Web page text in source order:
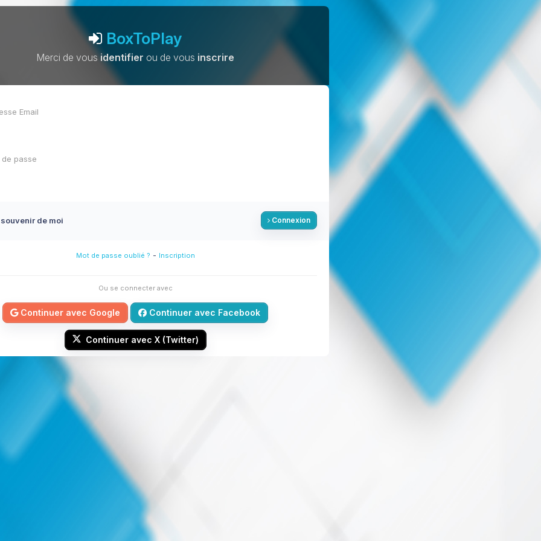
BoxToPlay
Merci de vousidentifier ou de vous inscrire
de moi Connexion
Mot de passe oublié ? - Inscription
Ou se connecter avec
Continuer avec Google Continuer avec Facebook
Continuer avec X (Twitter)